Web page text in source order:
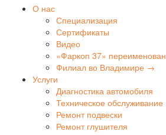
О нас
Специализация
Сертификаты
Видео
«Фаркоп 37» переименован
Филиал во Владимире →
Услуги
Диагностика автомобиля
Техническое обслуживание
Ремонт подвески
Ремонт глушителя